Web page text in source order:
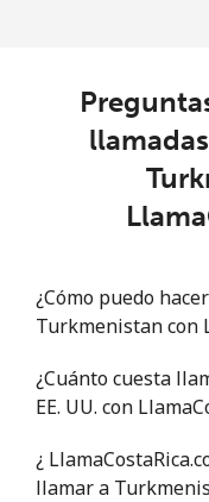
Trinidad And
Tunisia
Línea fija ⁦104.5¢⁩
¿Cómo puedo
Turkmenistan con
¿Cuánto cuesta
EE. UU. con
¿
llamar a